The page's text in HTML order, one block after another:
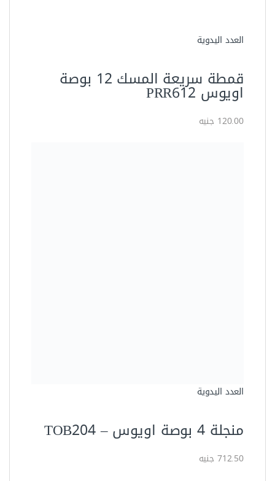
العدد اليدوية
قمطة سريعة المسك 12 بوصة
اويوس PRR612
120.00 جنيه
العدد اليدوية
منجلة 4 بوصة اويوس – TOB204
712.50 جنيه